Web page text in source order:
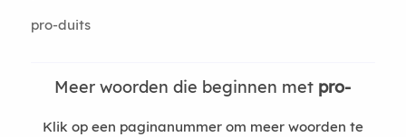
pro-duits
Meer woorden die beginnen met pro-
Klik op een paginanummer om meer woorden te